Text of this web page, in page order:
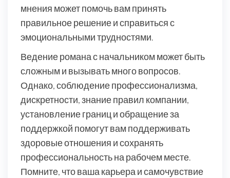
мнения может помочь вам принять
правильное решение и справиться с
эмоциональными трудностями.
Ведение романа с начальником может быть
сложным и вызывать много вопросов.
Однако, соблюдение профессионализма,
дискретности, знание правил компании,
установление границ и обращение за
поддержкой помогут вам поддерживать
здоровые отношения и сохранять
профессиональность на рабочем месте.
Помните, что ваша карьера и самочувствие